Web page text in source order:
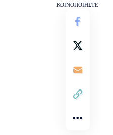
ΚΟΙΝΟΠΟΙΉΣΤΕ